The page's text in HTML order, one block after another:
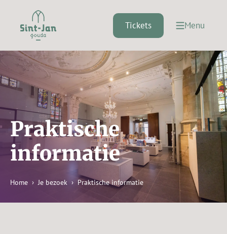
Tickets Menu
Praktische
informatie
Home Je bezoek Praktische informatie